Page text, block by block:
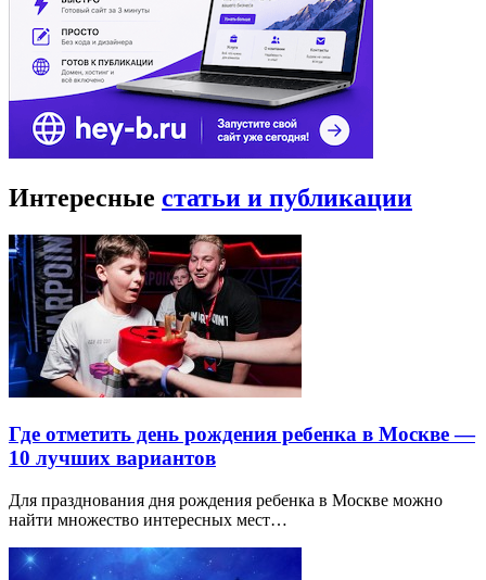
Интересные статьи и публикации
Где отметить день рождения ребенка в Москве —
10 лучших вариантов
Для празднования дня рождения ребенка в Москве можно
найти множество интересных мест…